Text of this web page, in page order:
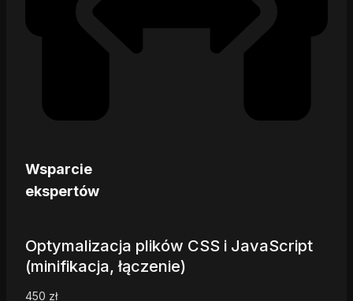
Wsparcie
ekspertów
Optymalizacja plików CSS i JavaScript
(minifikacja, łączenie)
450 zł